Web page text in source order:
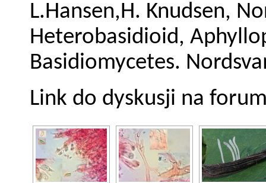
L.Hansen,H. Knudsen,
Heterobasidioid,
Basidiomycetes.
Link do dyskusji na